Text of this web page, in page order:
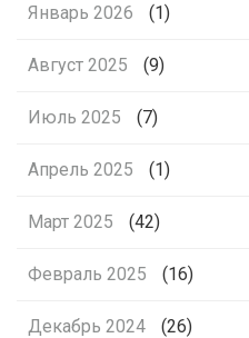
Январь 2026 (1)
Август 2025 (9)
Июль 2025 (7)
Апрель 2025 (1)
Март 2025 (42)
Февраль 2025 (16)
Декабрь 2024 (26)